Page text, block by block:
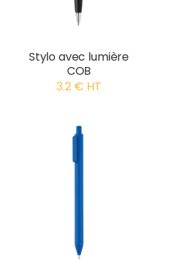
Stylo avec lumière
COB
3.2 € HT